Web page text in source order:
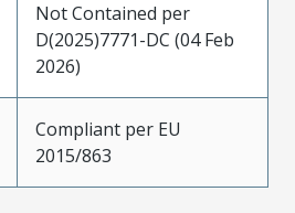
Not Contained per
D(2025)7771-DC (04 Feb
2026)
Compliant per EU
2015/863